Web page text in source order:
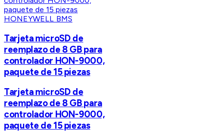
HONEYWELL BMS
Tarjeta microSD de
reemplazo de 8 GB para
controlador HON-9000,
paquete de 15 piezas
Tarjeta microSD de
reemplazo de 8 GB para
controlador HON-9000,
paquete de 15 piezas